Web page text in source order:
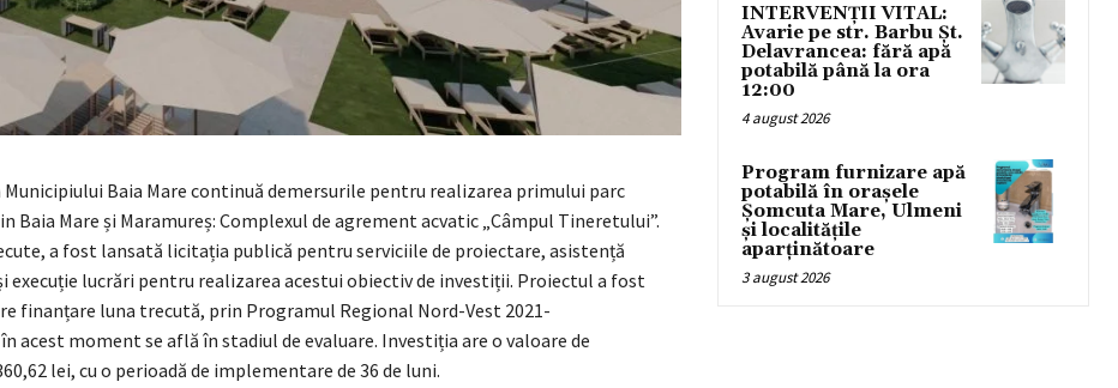
Baia Mare continuă demersurile pentru realizarea primului parc
Baia Mare și Maramureș: Complexul de agrement acvatic „Câmpul Tineretului”.
a fost lansată licitația publică pentru serviciile de proiectare, asistență
execuție lucrări pentru realizarea acestui obiectiv de investiții. Proiectul a fost
finanțare luna trecută, prin Programul Regional Nord-Vest 2021-
în acest moment se află în stadiul de evaluare. Investiția are o valoare de
lei, cu o perioadă de implementare de 36 de luni.
INTERVENȚII VITAL:
Avarie pe str. Barbu Șt.
Delavrancea: fără apă
potabilă până la ora
12:00
4 august 2026
Program furnizare apă
potabilă în orașele
Șomcuta Mare, Ulmeni
și localitățile
aparținătoare
3 august 2026